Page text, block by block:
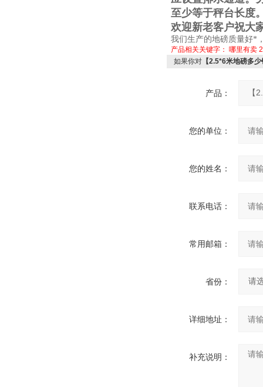
至少等于秤台长度
欢迎新老客户祝大
我们生产的地磅质量好*
产品相关关键字： 哪里有卖
如果你对 【2.5*6米地磅多
产品：
您的单位：
您的姓名：
联系电话：
常用邮箱：
省份：
详细地址：
补充说明：